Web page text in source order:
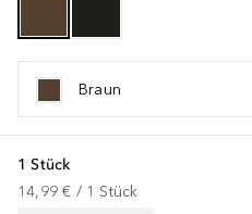
Braun
1 Stück
14,99 € / 1 Stück